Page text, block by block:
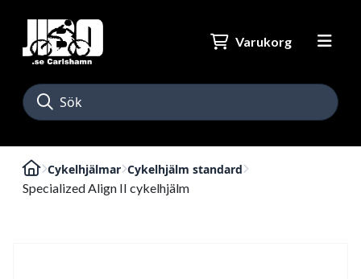
Varukorg
Cykelhjälmar Cykelhjälm standard
Specialized Align II cykelhjälm